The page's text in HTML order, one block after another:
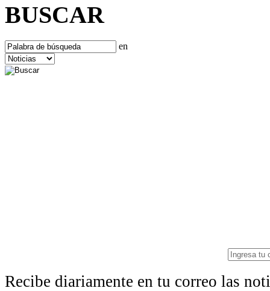
BUSCAR
en
Recibe diariamente en tu correo las